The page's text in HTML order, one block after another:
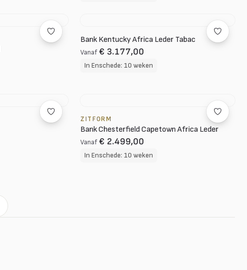
Bank Kentucky Africa Leder Tabac
Vanaf € 3.177,00
In Enschede: 10 weken
ZITFORM
Bank Chesterfield Capetown Africa Leder
Vanaf € 2.499,00
In Enschede: 10 weken